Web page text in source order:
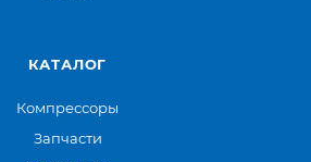
КАТАЛОГ
Компрессоры
Запчасти